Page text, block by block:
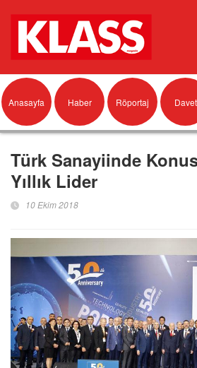
Anasayfa Haber Röportaj Davet
Türk Sanayiinde
Yıllık Lider
10 Ekim 2018